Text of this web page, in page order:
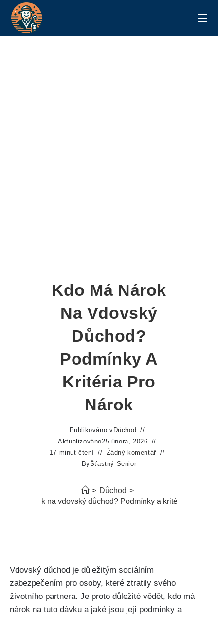
Kdo Má Nárok
Na Vdovský
Důchod?
Podmínky A
Kritéria Pro
Nárok
Publikováno v Důchod
Aktualizováno25 února, 2026
17 minut čtení
Žádný komentář
ByŠťastný Senior
> Důchod >
má nárok na vdovský důchod? Podmínky a kritéria pro
Vdovský důchod je důležitým sociálním
zabezpečením pro osoby, které ztratily svého
životního partnera. Je proto důležité vědět, kdo má
nárok na tuto dávku a jaké jsou její podmínky a